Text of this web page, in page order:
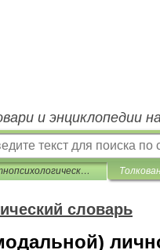
и энциклопедии
Этнопсихологический словарь
словарь